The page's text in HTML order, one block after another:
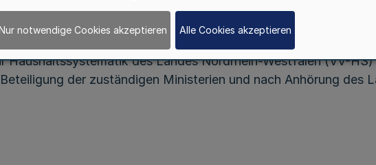
Haushaltssystematik des Landes Nordrhein-Westfalen (VV-HS)
der zuständigen Ministerien und nach Anhörung des
Nur notwendige Cookies akzeptieren Alle Cookies akzeptieren